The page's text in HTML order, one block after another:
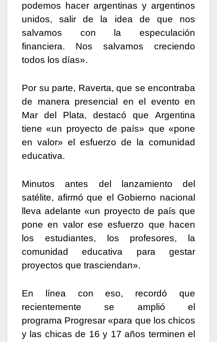
podemos hacer argentinas y argentinos
unidos, salir de la idea de que nos
salvamos con la especulación
financiera. Nos salvamos creciendo
todos los días».
Por su parte, Raverta, que se encontraba
de manera presencial en el evento en
Mar del Plata, destacó que Argentina
tiene «un proyecto de país» que «pone
en valor» el esfuerzo de la comunidad
educativa.
Minutos antes del lanzamiento del
satélite, afirmó que el Gobierno nacional
lleva adelante «un proyecto de país que
pone en valor ese esfuerzo que hacen
los estudiantes, los profesores, la
comunidad educativa para gestar
proyectos que trasciendan».
En línea con eso, recordó que
recientemente se amplió el
programa Progresar «para que los chicos
y las chicas de 16 y 17 años terminen el